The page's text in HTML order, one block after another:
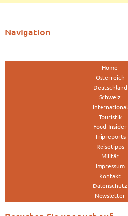
Navigation
Home
Österreich
Deutschland
Schweiz
International
Touristik
Food-Insider
Tripreports
Reisetipps
Militär
Impressum
Kontakt
Datenschutz
Newsletter